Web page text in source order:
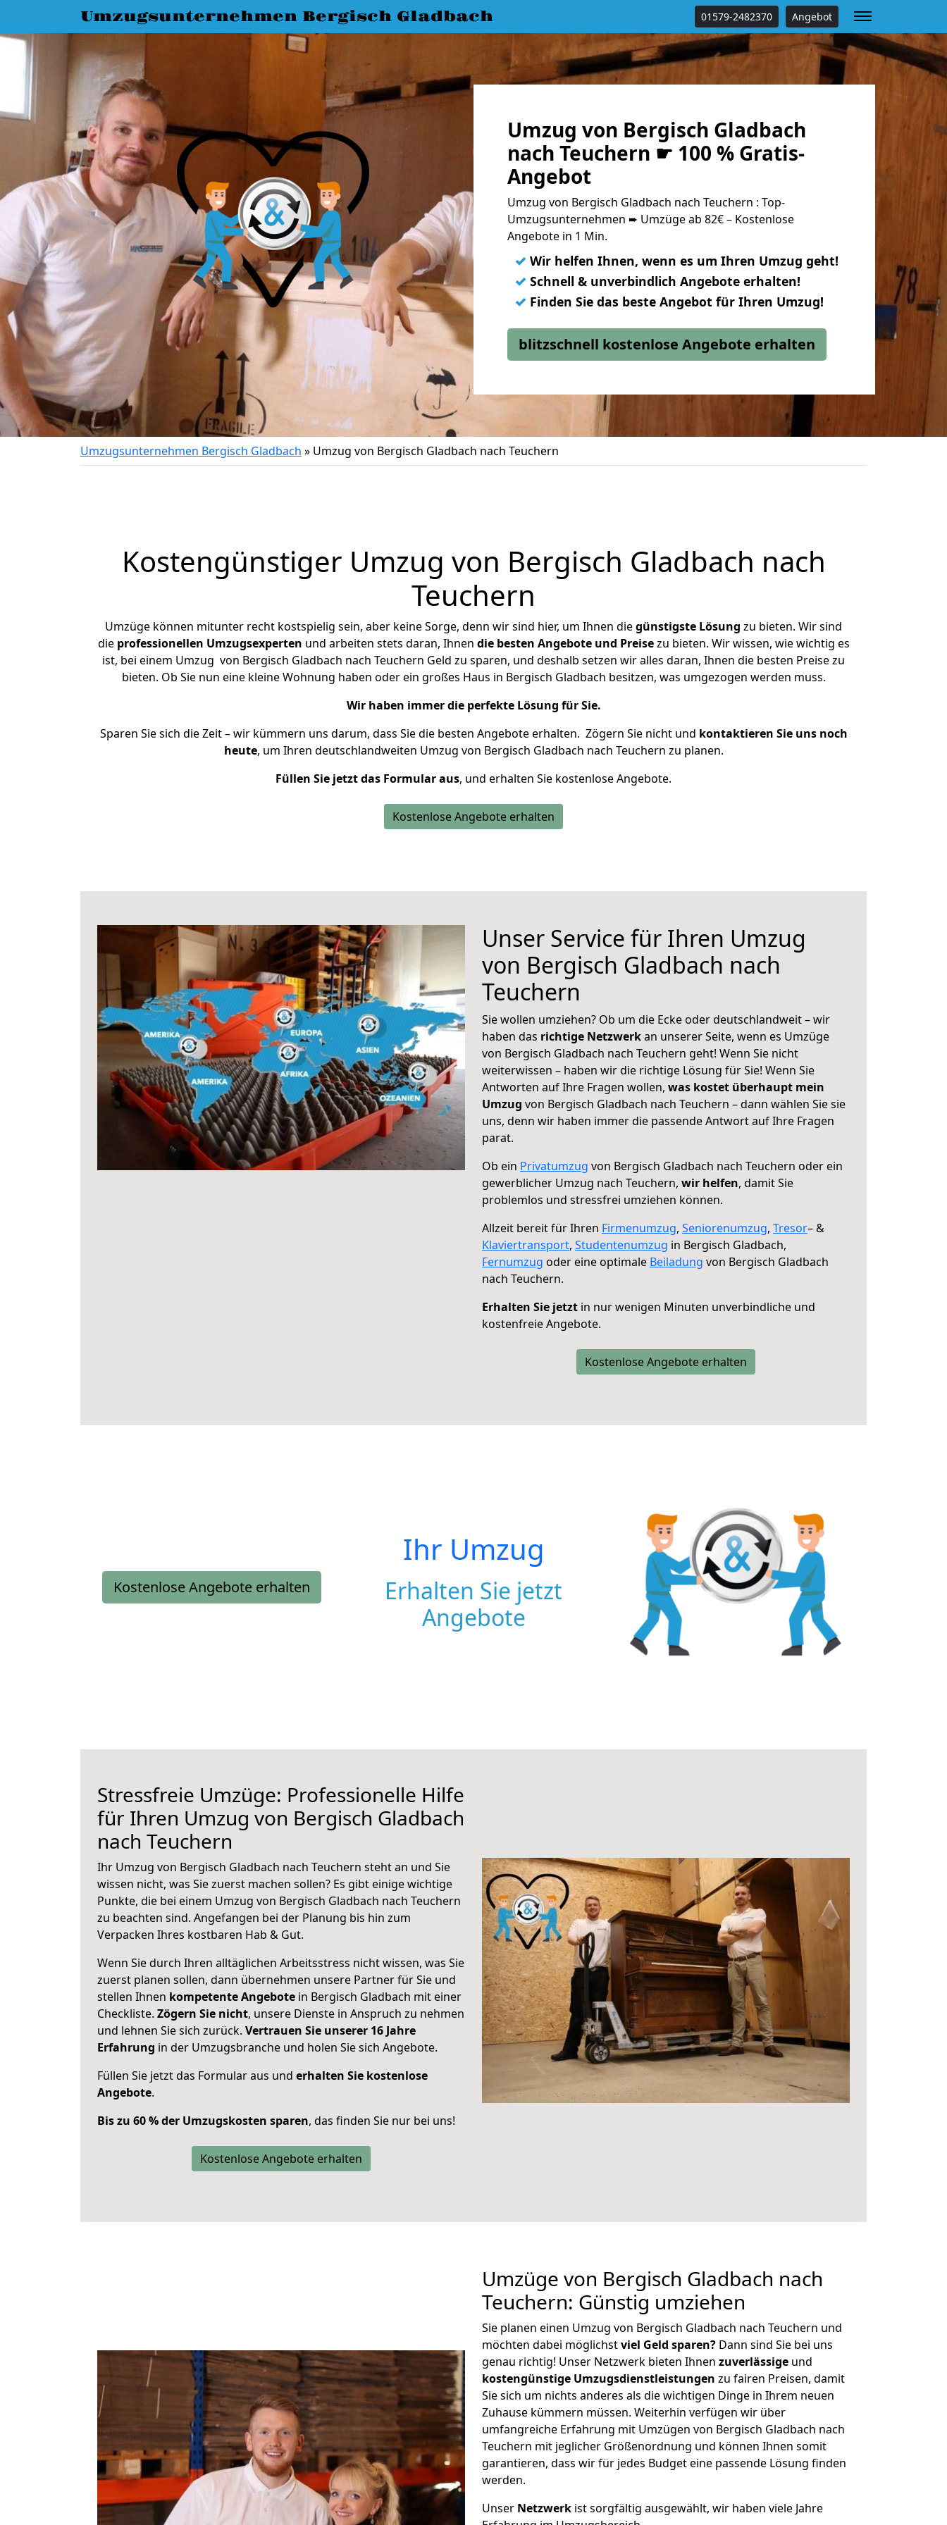
Umzugsunternehmen Bergisch Gladbach 01579-2482370 Angebot
Umzug von Bergisch Gladbach
nach Teuchern ☛ 100 % Gratis-
Angebot
Umzug von Bergisch Gladbach nach Teuchern : Top-
Umzugsunternehmen ➨ Umzüge ab 82€ – Kostenlose
Angebote in 1 Min.
✓ Wir helfen Ihnen, wenn es um Ihren Umzug geht!
✓ Schnell & unverbindlich Angebote erhalten!
✓ Finden Sie das beste Angebot für Ihren Umzug!
blitzschnell kostenlose Angebote erhalten
Umzugsunternehmen Bergisch Gladbach » Umzug von Bergisch Gladbach nach Teuchern
Kostengünstiger Umzug von Bergisch Gladbach nach
Teuchern
Umzüge können mitunter recht kostspielig sein, aber keine Sorge, denn wir sind hier, um Ihnen diegünstigste Lösung zu bieten. Wir sind
die professionellen Umzugsexperten und arbeiten stets daran, Ihnen die besten Angebote und Preisezu bieten. Wir wissen, wie wichtig es
ist, bei einem Umzug von Bergisch Gladbach nach Teuchern Geld zu sparen, und deshalb setzen wir alles daran, Ihnen die besten Preise zu
bieten. Ob Sie nun eine kleine Wohnung haben oder ein großes Haus in Bergisch Gladbach besitzen, was umgezogen werden muss.
Wir haben immer die perfekte Lösung für Sie.
Sparen Sie sich die Zeit – wir kümmern uns darum, dass Sie die besten Angebote erhalten. Zögern Sie nicht und kontaktieren Sie uns noch
heute, um Ihren deutschlandweiten Umzug von Bergisch Gladbach nach Teuchern zu planen.
Füllen Sie jetzt das Formular aus, und erhalten Sie kostenlose Angebote.
Kostenlose Angebote erhalten
Unser Service für Ihren Umzug
von Bergisch Gladbach nach
Teuchern
Sie wollen umziehen? Ob um die Ecke oder deutschlandweit – wir
haben das richtige Netzwerkan unserer Seite, wenn es Umzüge
von Bergisch Gladbach nach Teuchern geht! Wenn Sie nicht
weiterwissen – haben wir die richtige Lösung für Sie! Wenn Sie
Antworten auf Ihre Fragen wollen, was kostet überhaupt mein
Umzug von Bergisch Gladbach nach Teuchern – dann wählen Sie sie
uns, denn wir haben immer die passende Antwort auf Ihre Fragen
parat.
Ob ein Privatumzug von Bergisch Gladbach nach Teuchern oder ein
gewerblicher Umzug nach Teuchern, wir helfen, damit Sie
problemlos und stressfrei umziehen können.
Allzeit bereit für Ihren Firmenumzug, Seniorenumzug, Tresor– &
Klaviertransport, Studentenumzug in Bergisch Gladbach,
Fernumzug oder eine optimale Beiladung von Bergisch Gladbach
nach Teuchern.
Erhalten Sie jetzt in nur wenigen Minuten unverbindliche und
kostenfreie Angebote.
Kostenlose Angebote erhalten
Kostenlose Angebote erhalten
Ihr Umzug
Erhalten Sie jetzt
Angebote
Stressfreie Umzüge: Professionelle Hilfe
für Ihren Umzug von Bergisch Gladbach
nach Teuchern
Ihr Umzug von Bergisch Gladbach nach Teuchern steht an und Sie
wissen nicht, was Sie zuerst machen sollen? Es gibt einige wichtige
Punkte, die bei einem Umzug von Bergisch Gladbach nach Teuchern
zu beachten sind. Angefangen bei der Planung bis hin zum
Verpacken Ihres kostbaren Hab & Gut.
Wenn Sie durch Ihren alltäglichen Arbeitsstress nicht wissen, was Sie
zuerst planen sollen, dann übernehmen unsere Partner für Sie und
stellen Ihnen kompetente Angebote in Bergisch Gladbach mit einer
Checkliste. Zögern Sie nicht, unsere Dienste in Anspruch zu nehmen
und lehnen Sie sich zurück. Vertrauen Sie unserer 16 Jahre
Erfahrung in der Umzugsbranche und holen Sie sich Angebote.
Füllen Sie jetzt das Formular aus und erhalten Sie kostenlose
Angebote.
Bis zu 60 % der Umzugskosten sparen, das finden Sie nur bei uns!
Kostenlose Angebote erhalten
Umzüge von Bergisch Gladbach nach
Teuchern: Günstig umziehen
Sie planen einen Umzug von Bergisch Gladbach nach Teuchern und
möchten dabei möglichstviel Geld sparen? Dann sind Sie bei uns
genau richtig! Unser Netzwerk bieten Ihnen zuverlässige und
kostengünstige Umzugsdienstleistungen zu fairen Preisen, damit
Sie sich um nichts anderes als die wichtigen Dinge in Ihrem neuen
Zuhause kümmern müssen. Weiterhin verfügen wir über
umfangreiche Erfahrung mit Umzügen von Bergisch Gladbach nach
Teuchern mit jeglicher Größenordnung und können Ihnen somit
garantieren, dass wir für jedes Budget eine passende Lösung finden
werden.
Unser Netzwerk ist sorgfältig ausgewählt, wir haben viele Jahre